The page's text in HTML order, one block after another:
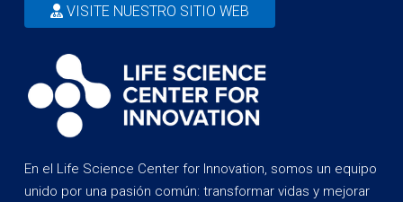
VISITE NUESTRO SITIO WEB
En el Life Science Center for Innovation, somos un equipo
unido por una pasión común: transformar vidas y mejorar